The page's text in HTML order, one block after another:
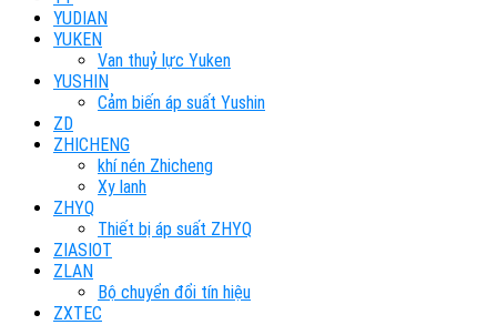
YUDIAN
YUKEN
Van thuỷ lực Yuken
YUSHIN
Cảm biến áp suất Yushin
ZD
ZHICHENG
khí nén Zhicheng
Xy lanh
ZHYQ
Thiết bị áp suất ZHYQ
ZIASIOT
ZLAN
Bộ chuyển đổi tín hiệu
ZXTEC